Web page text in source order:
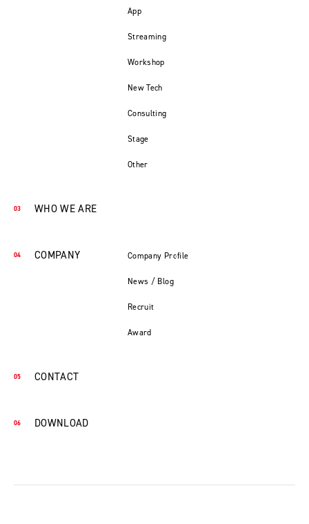
App
Streaming
Workshop
New Tech
Consulting
Stage
Other
WHO WE ARE
COMPANY Company Profile
News / Blog
Recruit
Award
CONTACT
DOWNLOAD